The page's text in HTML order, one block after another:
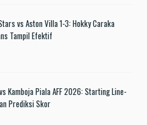
vs Aston Villa 1-3: Hokky Caraka
Tampil Efektif
Kamboja Piala AFF 2026: Starting Line-
Prediksi Skor